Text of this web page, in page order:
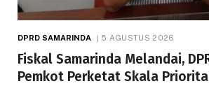
DPRD SAMARINDA 5 AGUSTUS 2026
Fiskal Samarinda Melandai,
Pemkot Perketat Skala